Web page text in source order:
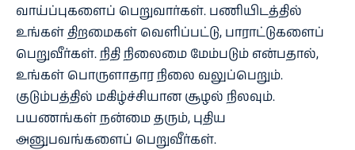
வாய்ப்புகளைப் பெறுவார்கள். பணியிடத்தில்
உங்கள் திறமைகள் வெளிப்பட்டு, பாராட்டுகளைப்
பெறுவீர்கள். நிதி நிலைமை மேம்படும் என்பதால்,
உங்கள் பொருளாதார நிலை வலுப்பெறும்.
குடும்பத்தில் மகிழ்ச்சியான சூழல் நிலவும்.
பயணங்கள் நன்மை தரும், புதிய
அனுபவங்களைப் பெறுவீர்கள்.